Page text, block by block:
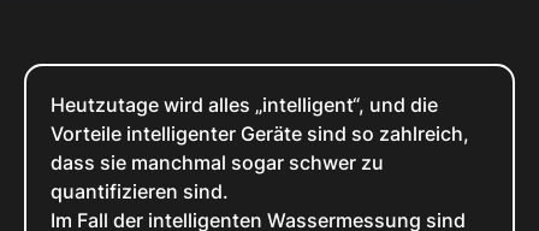
Heutzutage wird alles „intelligent“, und die
Vorteile intelligenter Geräte sind so zahlreich,
dass sie manchmal sogar schwer zu
quantifizieren sind.
Im Fall der intelligenten Wassermessung sind